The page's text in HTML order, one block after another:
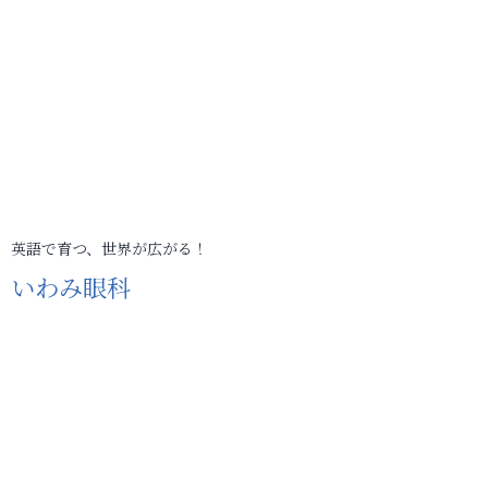
英語で育つ、世界が広がる！
いわみ眼科